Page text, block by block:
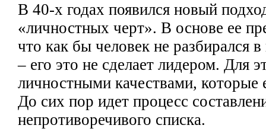
В 40-х годах появился новый
«личностных черт». В основе ее
что как бы человек не разбирался
– его это не сделает лидером. Для
личностными качествами, которые
До сих пор идет процесс
непротиворечивого списка.